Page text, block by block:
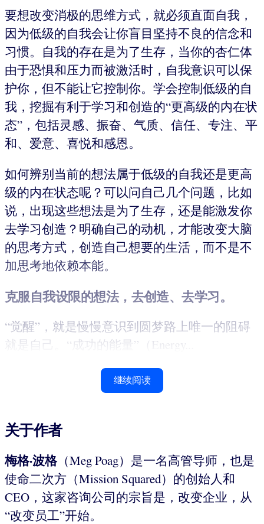
要想改变消极的思维方式，就必须直面自我，
因为低级的自我会让你盲目坚持不良的信念和
习惯。自我的存在是为了生存，当你的杏仁体
由于恐惧和压力而被激活时，自我意识可以保
护你，但不能让它控制你。学会控制低级的自
我，挖掘有利于学习和创造的“更高级的内在状
态”，包括灵感、振奋、气质、信任、专注、平
和、爱意、喜悦和感恩。
如何辨别当前的想法属于低级的自我还是更高
级的内在状态呢？可以问自己几个问题，比如
说，出现这些想法是为了生存，还是能激发你
去学习创造？明确自己的动机，才能改变大脑
的思考方式，创造自己想要的生活，而不是不
加思考地依赖本能。
克服自我设限的想法，去创造、去学习。
“觉醒”，就是慢慢意识到圆梦路上唯一的阻碍
就是自己。“成功的能量”（Energy...
继续阅读
关于作者
梅格·波格（Meg Poag）是一名高管导师，也是
使命二次方（Mission Squared）的创始人和
CEO，这家咨询公司的宗旨是，改变企业，从
“改变员工”开始。